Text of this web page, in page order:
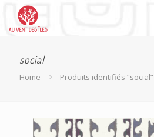
social
Home Produits identifiés “social”